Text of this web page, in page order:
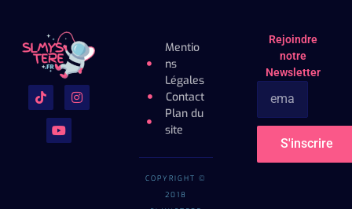
Mentio
ns
Légales
Contact
Plan du
site
COPYRIGHT ©
2018
Rejoindre
notre
Newsletter
S'inscrire